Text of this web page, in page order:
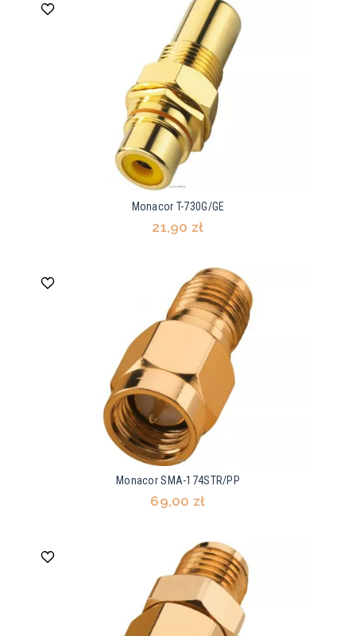
Monacor T-730G/GE
21,90 zł
Monacor SMA-174STR/PP
69,00 zł